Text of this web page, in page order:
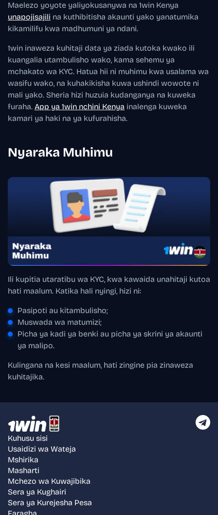
Maelezo yoyote yaliyokusanywa na 1win Kenya
unapojisajili na kuthibitisha akaunti yako yanatumika
kikamilifu kwa madhumuni ya ndani.
1win inaweza kuhitaji data ya ziada kutoka kwako ili
kuangalia utambulisho wako, kama sehemu ya
mchakato wa KYC. Hatua hii ni muhimu kwa usalama wa
wasifu wako, na kuhakikisha kuwa ushindi wowote ni
mali yako. Sheria hizi huzuia kudanganya na kuweka
furaha. App ya 1win nchini Kenya inalenga kuweka
kamari ya haki na ya kufurahisha.
Nyaraka Muhimu
Ili kupitia utaratibu wa KYC, kwa kawaida unahitaji kutoa
hati maalum. Katika hali nyingi, hizi ni:
Pasipoti au kitambulisho;
Muswada wa matumizi;
Picha ya kadi ya benki au picha ya skrini ya akaunti
ya malipo.
Kulingana na kesi maalum, hati zingine pia zinaweza
kuhitajika.
Kuhusu sisi
Usaidizi wa Wateja
Mshirika
Masharti
Mchezo wa Kuwajibika
Sera ya Kughairi
Sera ya Kurejesha Pesa